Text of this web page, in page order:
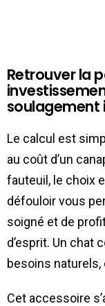
Retrouver la
soulagement
Le calcul est
au coût d’un
fauteuil, le choix
défouloir vous
soigné et de
d’esprit. Un chat
besoins
Cet accessoire